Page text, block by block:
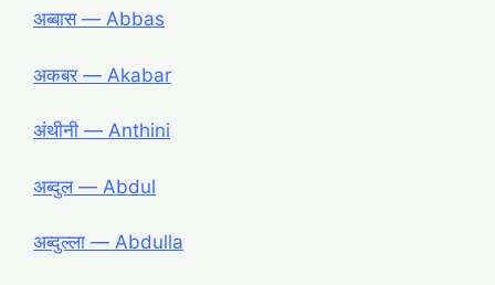
अब्बास ― Abbas
अकबर ― Akabar
अंथीनी ― Anthini
अब्दुल ― Abdul
अब्दुल्ला ― Abdulla